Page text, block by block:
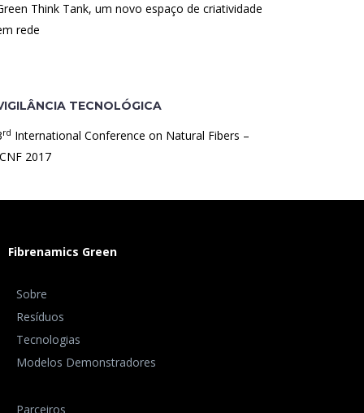
Think Tank, um novo espaço de criatividade
rede
TECNOLÓGICA
rd International Conference on Natural Fibers –
2017
Fibrenamics Green
Sobre
Resíduos
Tecnologias
Modelos Demonstradores
Parceiros